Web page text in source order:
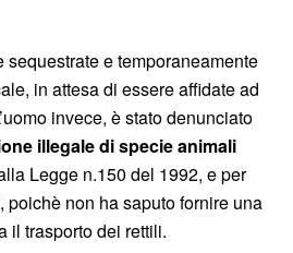
sequestrate e temporaneamente
in attesa di essere affidate ad
invece, è stato denunciato
illegale di specie animali
Legge n.150 del 1992, e per
, poichè non ha saputo fornire una
il trasporto dei rettili.